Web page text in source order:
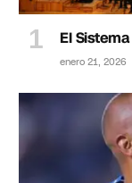
El
enero 21, 2026